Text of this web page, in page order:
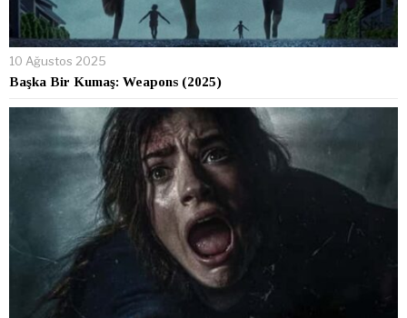
10 Ağustos 2025
Başka Bir Kumaş: Weapons (2025)